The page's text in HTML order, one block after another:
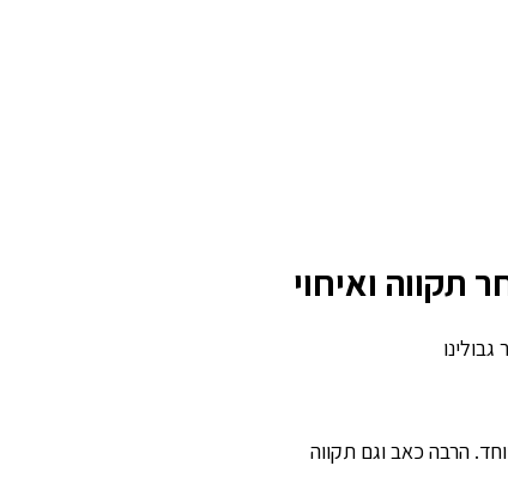
תקווה ואיחוי
הרבה כאב וגם תקווה